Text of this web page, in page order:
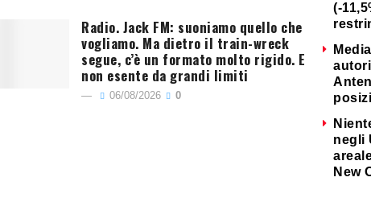
Radio. Jack FM: suoniamo quello che
vogliamo. Ma dietro il train-wreck
segue, c’è un formato molto rigido. E
non esente da grandi limiti
06/08/2026 0
(-
negli
New